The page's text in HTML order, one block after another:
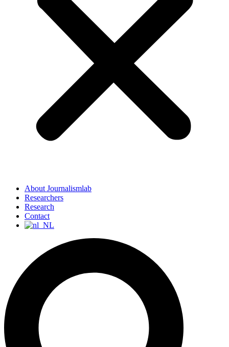
About Journalismlab
Researchers
Research
Contact